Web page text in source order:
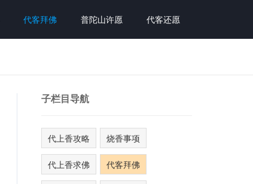
代客拜佛 普陀山许愿 代客还愿
子栏目导航
代上香攻略 烧香事项
代上香求佛 代客拜佛